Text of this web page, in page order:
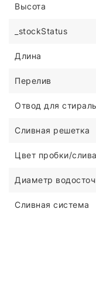
Высота
_stockStatus
Длина
Перелив
Отвод для
Сливная решетка
Цвет пробки/слива
Диаметр
Сливная система